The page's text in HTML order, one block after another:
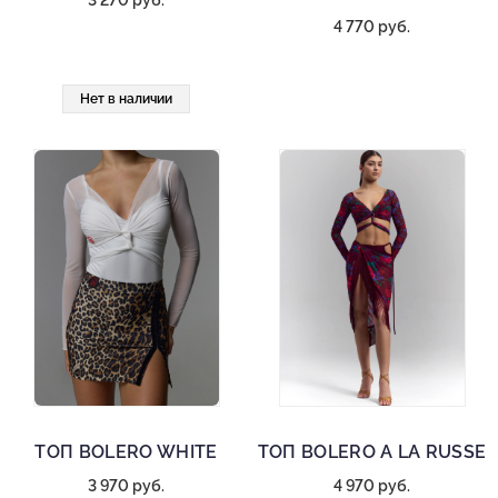
Нет в наличии
4 770 руб.
ТОП BOLERO WHITE
3 970 руб.
ТОП BOLERO A LA RUSSE
4 970 руб.